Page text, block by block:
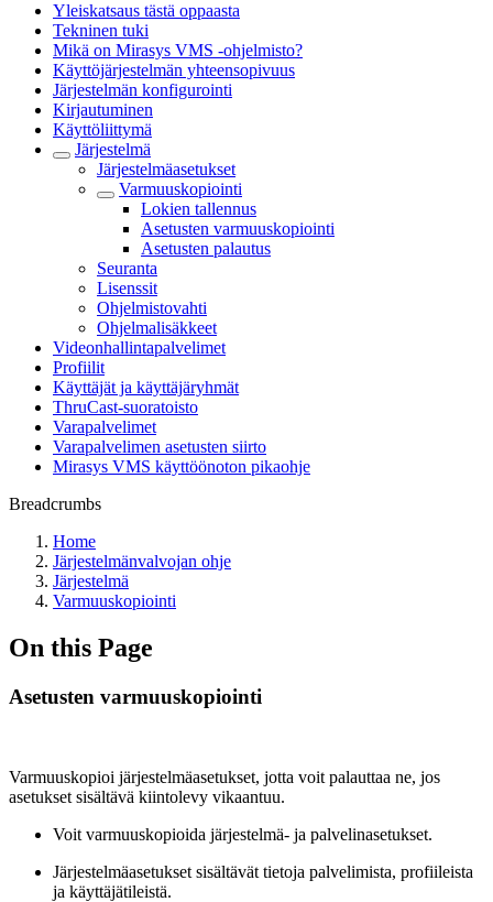
Yleiskatsaus tästä oppaasta
Tekninen tuki
Mikä on Mirasys VMS -ohjelmisto?
Käyttöjärjestelmän yhteensopivuus
Järjestelmän konfigurointi
Kirjautuminen
Käyttöliittymä
Järjestelmä
Järjestelmäasetukset
Varmuuskopiointi
Lokien tallennus
Asetusten varmuuskopiointi
Asetusten palautus
Seuranta
Lisenssit
Ohjelmistovahti
Ohjelmalisäkkeet
Videonhallintapalvelimet
Profiilit
Käyttäjät ja käyttäjäryhmät
ThruCast-suoratoisto
Varapalvelimet
Varapalvelimen asetusten siirto
Mirasys VMS käyttöönoton pikaohje
Breadcrumbs
Home
Järjestelmänvalvojan ohje
Järjestelmä
Varmuuskopiointi
On this Page
Asetusten varmuuskopiointi
Varmuuskopioi järjestelmäasetukset, jotta voit palauttaa ne, jos
asetukset sisältävä kiintolevy vikaantuu.
Voit varmuuskopioida järjestelmä- ja palvelinasetukset.
Järjestelmäasetukset sisältävät tietoja palvelimista, profiileista
ja käyttäjätileistä.